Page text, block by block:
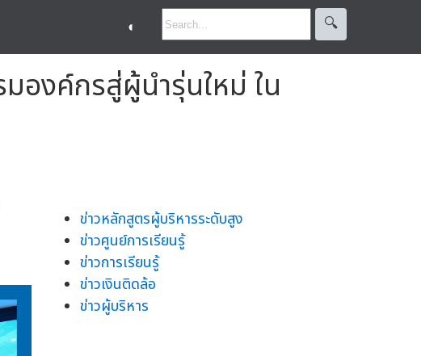
◐ 🔍︎
งค์กรสู่ผู้นำรุ่นใหม่ ใน
ข่าวหลักสูตรผู้บริหารระดับสูง
ข่าวศูนย์การเรียนรู้
ข่าวการเรียนรู้
ข่าวเงินติดล้อ
ข่าวผู้บริหาร